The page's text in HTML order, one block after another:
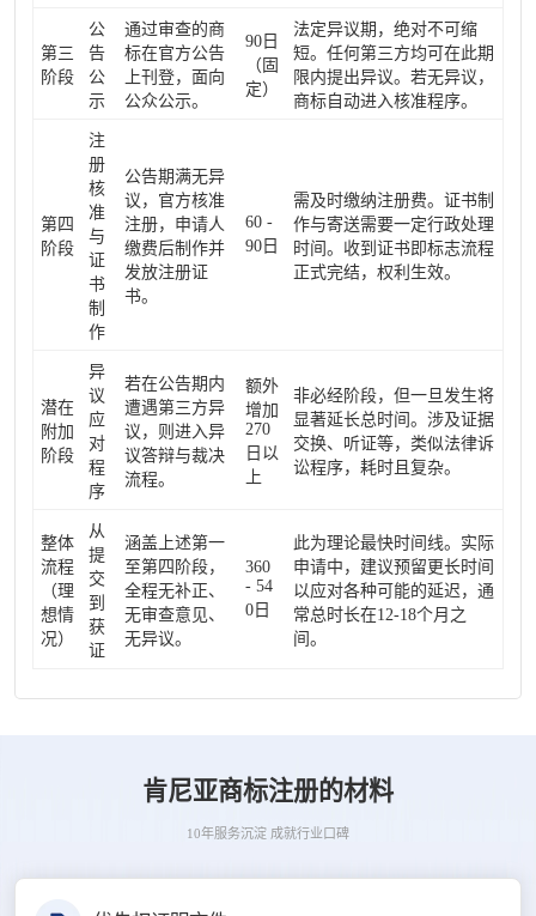
第三
阶段
公
告
公
示
通过审查的商
标在官方公告
上刊登，面向
公众公示。
90日
（固
定）
法定异议期，绝对不可缩
短。任何第三方均可在此期
限内提出异议。若无异议，
商标自动进入核准程序。
第四
阶段
注
册
核
准
与
证
书
制
作
公告期满无异
议，官方核准
注册，申请人
缴费后制作并
发放注册证
书。
60 -
90日
需及时缴纳注册费。证书制
作与寄送需要一定行政处理
时间。收到证书即标志流程
正式完结，权利生效。
潜在
附加
阶段
异
议
应
对
程
序
若在公告期内
遭遇第三方异
议，则进入异
议答辩与裁决
流程。
额外
增加
270
日以
上
非必经阶段，但一旦发生将
显著延长总时间。涉及证据
交换、听证等，类似法律诉
讼程序，耗时且复杂。
整体
流程
（理
想情
况）
从
提
交
到
获
证
涵盖上述第一
至第四阶段，
全程无补正、
无审查意见、
无异议。
360
- 54
0日
此为理论最快时间线。实际
申请中，建议预留更长时间
以应对各种可能的延迟，通
常总时长在12-18个月之
间。
肯尼亚商标注册的材料
10年服务沉淀 成就行业口碑